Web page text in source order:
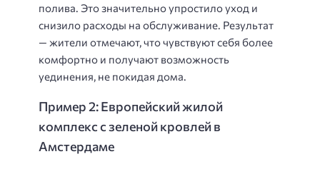
полива. Это значительно упростило уход и
снизило расходы на обслуживание. Результат
— жители отмечают, что чувствуют себя более
комфортно и получают возможность
уединения, не покидая дома.
Пример 2: Европейский жилой
комплекс с зеленой кровлей в
Амстердаме